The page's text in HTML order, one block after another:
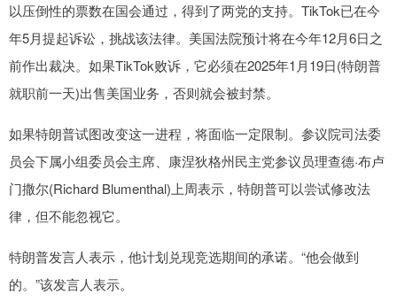
以压倒性的票数在国会通过，得到了两党的支持。TikTok已在今
年5月提起诉讼，挑战该法律。美国法院预计将在今年12月6日之
前作出裁决。如果TikTok败诉，它必须在2025年1月19日(特朗普
就职前一天)出售美国业务，否则就会被封禁。
如果特朗普试图改变这一进程，将面临一定限制。参议院司法委
员会下属小组委员会主席、康涅狄格州民主党参议员理查德·布卢
门撒尔(Richard Blumenthal)上周表示，特朗普可以尝试修改法
律，但不能忽视它。
特朗普发言人表示，他计划兑现竞选期间的承诺。“他会做到
的。”该发言人表示。